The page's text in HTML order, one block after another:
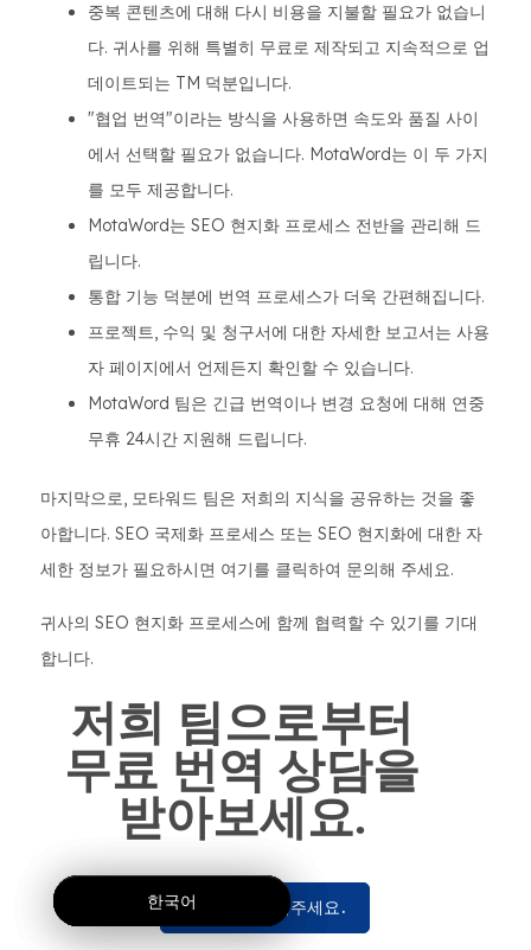
중복 콘텐츠에 대해 다시 비용을 지불할 필요가 없습니
다. 귀사를 위해 특별히 무료로 제작되고 지속적으로 업
데이트되는 TM 덕분입니다.
"협업 번역"이라는 방식을 사용하면 속도와 품질 사이
에서 선택할 필요가 없습니다. MotaWord는 이 두 가지
를 모두 제공합니다.
MotaWord는 SEO 현지화 프로세스 전반을 관리해 드
립니다.
통합 기능 덕분에 번역 프로세스가 더욱 간편해집니다.
프로젝트, 수익 및 청구서에 대한 자세한 보고서는 사용
자 페이지에서 언제든지 확인할 수 있습니다.
MotaWord 팀은 긴급 번역이나 변경 요청에 대해 연중
무휴 24시간 지원해 드립니다.
마지막으로, 모타워드 팀은 저희의 지식을 공유하는 것을 좋
아합니다. SEO 국제화 프로세스 또는 SEO 현지화에 대한 자
세한 정보가 필요하시면 여기를 클릭하여 문의해 주세요.
귀사의 SEO 현지화 프로세스에 함께 협력할 수 있기를 기대
합니다.
저희 팀으로부터
무료 번역 상담을
받아보세요.
우리에게 연락주세요.
한국어
한국어
한국어